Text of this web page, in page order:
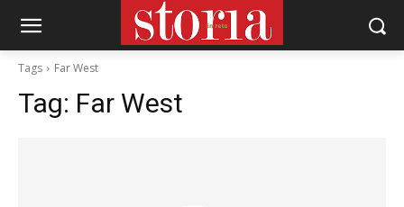
Tags Far West
Tag: Far West